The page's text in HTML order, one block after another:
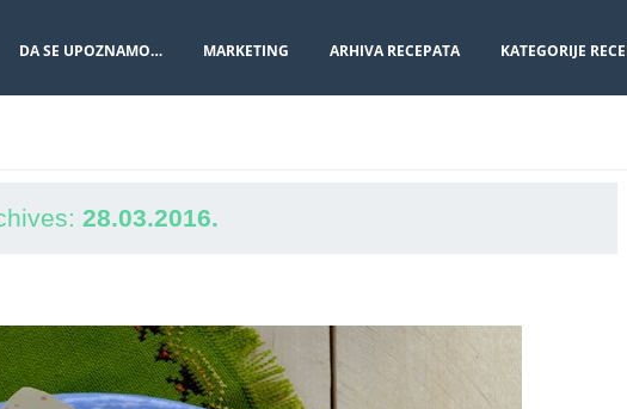
DA SE UPOZNAMO… MARKETING ARHIVA RECEPATA KATEGORIJE
28.03.2016.